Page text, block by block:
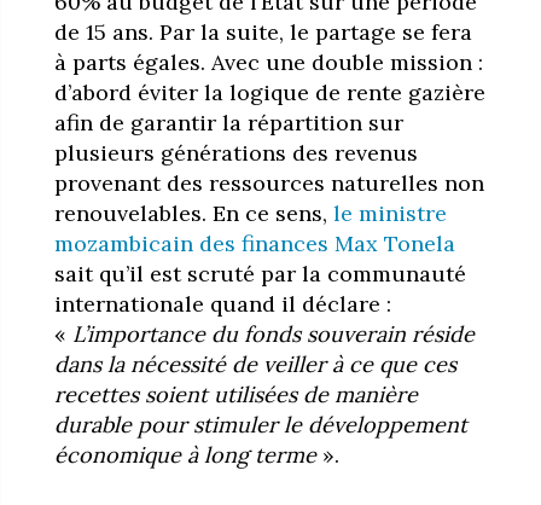
de 15 ans. Par la suite, le partage se fera
à parts égales. Avec une double mission :
d’abord éviter la logique de rente gazière
afin de garantir la répartition sur
plusieurs générations des revenus
provenant des ressources naturelles non
renouvelables. En ce sens, le ministre
mozambicain des finances Max Tonela
sait qu’il est scruté par la communauté
internationale quand il déclare :
« L’importance du fonds souverain réside
dans la nécessité de veiller à ce que ces
recettes soient utilisées de manière
durable pour stimuler le développement
économique à long terme».